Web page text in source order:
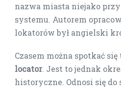
nazwa miasta niejako
systemu. Autorem
lokatorów był angielski
Czasem można spotkać
locator. Jest to jednak
historyczne. Odnosi się do